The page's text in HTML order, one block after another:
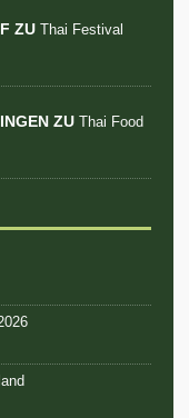
ZU Thai Festival
ZU Thai Food